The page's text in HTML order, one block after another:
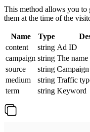
This method allows you to
them at the time of the
Name Type
content
string Ad ID
campaign string The
source
string
medium
string Traffic
term
string Keyword